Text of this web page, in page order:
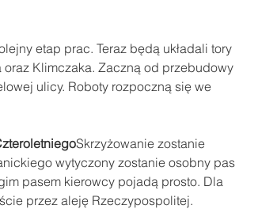
etap prac. Teraz będą układali tory
Klimczaka. Zaczną od przebudowy
ulicy. Roboty rozpoczną się we
Skrzyżowanie zostanie
wytyczony zostanie osobny pas
pasem kierowcy pojadą prosto. Dla
przez aleję Rzeczypospolitej.